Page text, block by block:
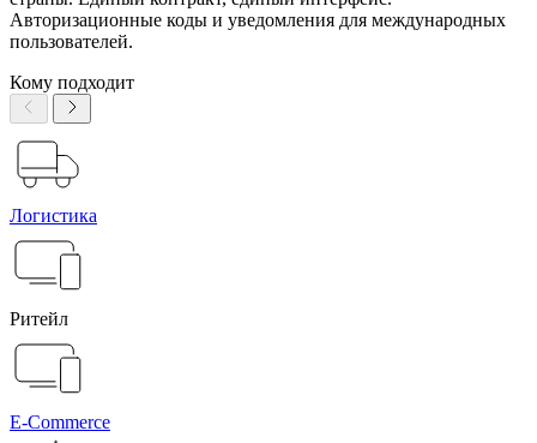
Авторизационные коды и уведомления для международных
пользователей.
Кому подходит
Логистика
Ритейл
E-Commerce